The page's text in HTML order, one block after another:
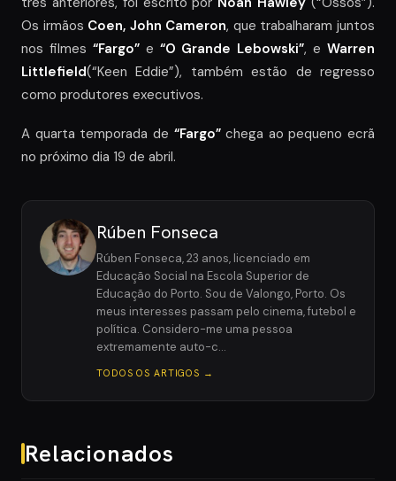
Os irmãos Coen, John Cameron, que trabalharam juntos
nos filmes “Fargo”e “O Grande Lebowski”, e Warren
Littlefield(“Keen Eddie”), também estão de regresso
como produtores executivos.
A quarta temporada de “Fargo”chega ao pequeno ecrã
no próximo dia 19 de abril.
Rúben Fonseca
Rúben Fonseca, 23 anos, licenciado em
Educação Social na Escola Superior de
Educação do Porto. Sou de Valongo, Porto. Os
meus interesses passam pelo cinema, futebol e
política. Considero-me uma pessoa
extremamente auto-c…
TODOS OS ARTIGOS →
Relacionados